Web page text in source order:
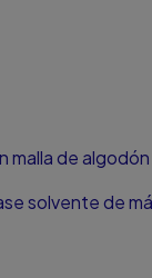
malla de algodón
solvente de